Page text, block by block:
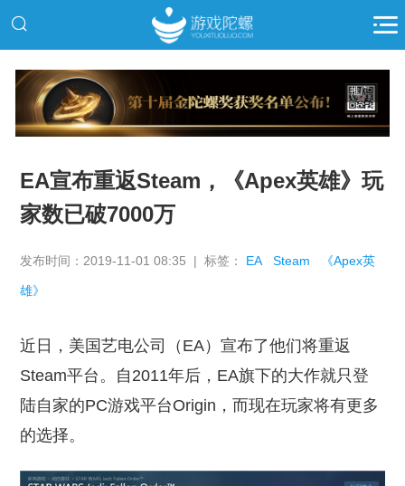
推广
EA宣布重返Steam，《Apex英雄》玩
家数已破7000万
发布时间：2019-11-01 08:35 | 标签： EA Steam 《Apex英
雄》
近日，美国艺电公司（EA）宣布了他们将重返
Steam平台。自2011年后，EA旗下的大作就只登
陆自家的PC游戏平台Origin，而现在玩家将有更多
的选择。